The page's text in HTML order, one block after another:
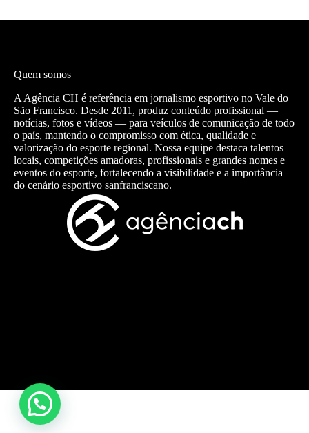
Quem somos
A Agência CH é referência em jornalismo esportivo no Vale do
São Francisco. Desde 2011, produz conteúdo profissional —
notícias, fotos e vídeos — para veículos de comunicação de todo
o país, mantendo o compromisso com ética, qualidade e
valorização do esporte regional. Nossa equipe destaca talentos
locais, competições amadoras, profissionais e grandes nomes e
eventos do esporte, fortalecendo a visibilidade e a importância
do cenário esportivo sanfranciscano.